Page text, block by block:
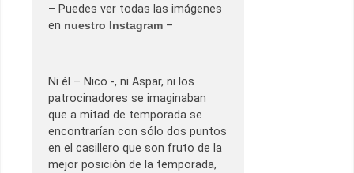
– Puedes ver todas las imágenes
en nuestro Instagram –
Ni él – Nico -, ni Aspar, ni los
patrocinadores se imaginaban
que a mitad de temporada se
encontrarían con sólo dos puntos
en el casillero que son fruto de la
mejor posición de la temporada,